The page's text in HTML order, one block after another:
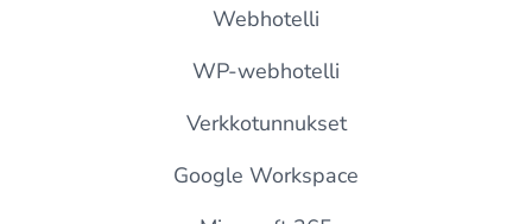
Webhotelli
WP-webhotelli
Verkkotunnukset
Google Workspace